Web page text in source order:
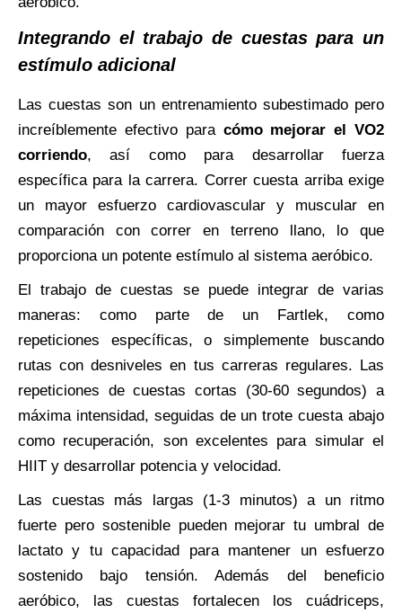
Integrando el trabajo de cuestas para un
estímulo adicional
Las cuestas son un entrenamiento subestimado pero
increíblemente efectivo para cómo mejorar el VO2
corriendo, así como para desarrollar fuerza
específica para la carrera. Correr cuesta arriba exige
un mayor esfuerzo cardiovascular y muscular en
comparación con correr en terreno llano, lo que
proporciona un potente estímulo al sistema aeróbico.
El trabajo de cuestas se puede integrar de varias
maneras: como parte de un Fartlek, como
repeticiones específicas, o simplemente buscando
rutas con desniveles en tus carreras regulares. Las
repeticiones de cuestas cortas (30-60 segundos) a
máxima intensidad, seguidas de un trote cuesta abajo
como recuperación, son excelentes para simular el
HIIT y desarrollar potencia y velocidad.
Las cuestas más largas (1-3 minutos) a un ritmo
fuerte pero sostenible pueden mejorar tu umbral de
lactato y tu capacidad para mantener un esfuerzo
sostenido bajo tensión. Además del beneficio
aeróbico, las cuestas fortalecen los cuádriceps,